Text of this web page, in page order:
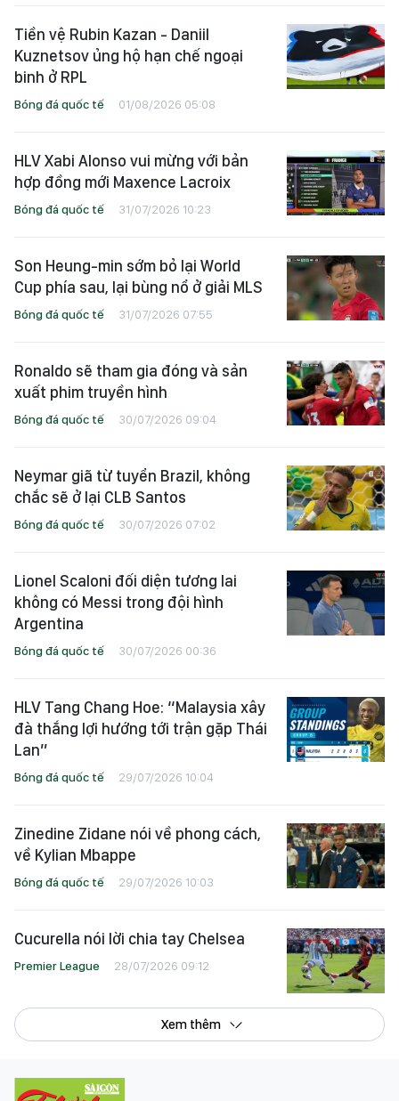
Tiền vệ Rubin Kazan - Daniil
Kuznetsov ủng hộ hạn chế ngoại
binh ở RPL
Bóng đá quốc tế 01/08/2026 05:08
HLV Xabi Alonso vui mừng với bản
hợp đồng mới Maxence Lacroix
Bóng đá quốc tế 31/07/2026 10:23
Son Heung-min sớm bỏ lại World
Cup phía sau, lại bùng nổ ở giải MLS
Bóng đá quốc tế 31/07/2026 07:55
Ronaldo sẽ tham gia đóng và sản
xuất phim truyền hình
Bóng đá quốc tế 30/07/2026 09:04
Neymar giã từ tuyển Brazil, không
chắc sẽ ở lại CLB Santos
Bóng đá quốc tế 30/07/2026 07:02
Lionel Scaloni đối diện tương lai
không có Messi trong đội hình
Argentina
Bóng đá quốc tế 30/07/2026 00:36
HLV Tang Chang Hoe: “Malaysia xây
đà thắng lợi hướng tới trận gặp Thái
Lan”
Bóng đá quốc tế 29/07/2026 10:04
Zinedine Zidane nói về phong cách,
về Kylian Mbappe
Bóng đá quốc tế 29/07/2026 10:03
Cucurella nói lời chia tay Chelsea
Premier League 28/07/2026 09:12
Xem thêm